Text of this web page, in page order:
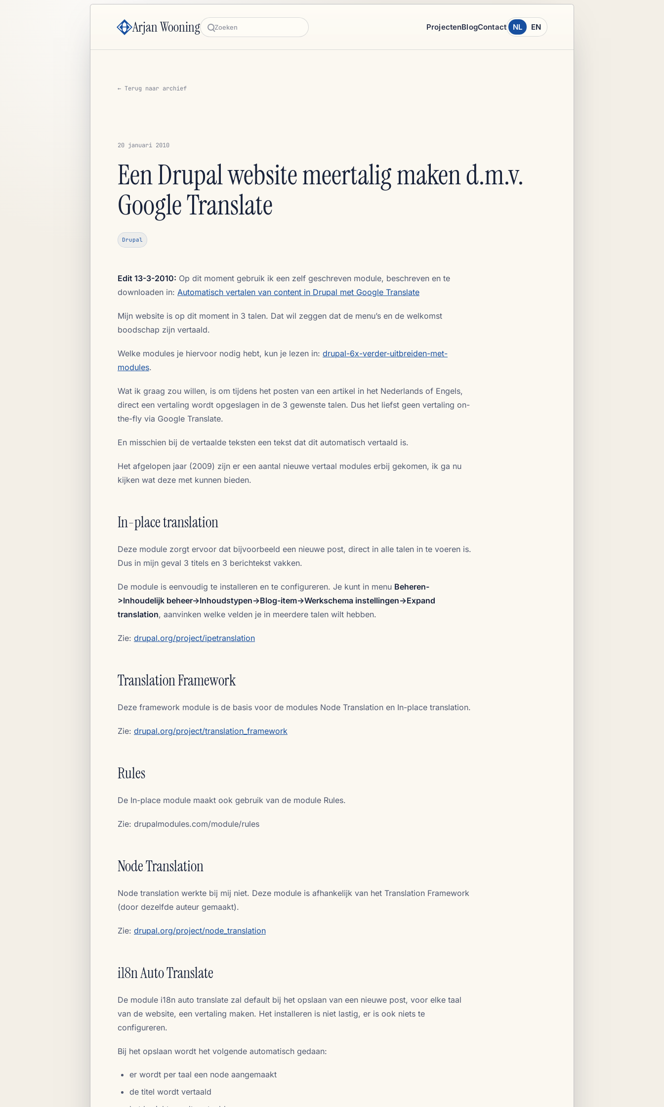
Arjan Wooning Zoeken
ProjectenBlogContact NL EN
← Terug naar archief
20 januari 2010
Een Drupal website meertalig maken d.m.v.
Google Translate
Drupal
Edit 13-3-2010: Op dit moment gebruik ik een zelf geschreven module, beschreven en te
downloaden in: Automatisch vertalen van content in Drupal met Google Translate
Mijn website is op dit moment in 3 talen. Dat wil zeggen dat de menu’s en de welkomst
boodschap zijn vertaald.
Welke modules je hiervoor nodig hebt, kun je lezen in: drupal-6x-verder-uitbreiden-met-
modules.
Wat ik graag zou willen, is om tijdens het posten van een artikel in het Nederlands of Engels,
direct een vertaling wordt opgeslagen in de 3 gewenste talen. Dus het liefst geen vertaling on-
the-fly via Google Translate.
En misschien bij de vertaalde teksten een tekst dat dit automatisch vertaald is.
Het afgelopen jaar (2009) zijn er een aantal nieuwe vertaal modules erbij gekomen, ik ga nu
kijken wat deze met kunnen bieden.
In-place translation
Deze module zorgt ervoor dat bijvoorbeeld een nieuwe post, direct in alle talen in te voeren is.
Dus in mijn geval 3 titels en 3 berichtekst vakken.
De module is eenvoudig te installeren en te configureren. Je kunt in menu Beheren-
>Inhoudelijk beheer->Inhoudstypen->Blog-item->Werkschema instellingen->Expand
translation, aanvinken welke velden je in meerdere talen wilt hebben.
Zie: drupal.org/project/ipetranslation
Translation Framework
Deze framework module is de basis voor de modules Node Translation en In-place translation.
Zie: drupal.org/project/translation_framework
Rules
De In-place module maakt ook gebruik van de module Rules.
Zie: drupalmodules.com/module/rules
Node Translation
Node translation werkte bij mij niet. Deze module is afhankelijk van het Translation Framework
(door dezelfde auteur gemaakt).
Zie: drupal.org/project/node_translation
i18n Auto Translate
De module i18n auto translate zal default bij het opslaan van een nieuwe post, voor elke taal
van de website, een vertaling maken. Het installeren is niet lastig, er is ook niets te
configureren.
Bij het opslaan wordt het volgende automatisch gedaan:
er wordt per taal een node aangemaakt
de titel wordt vertaald